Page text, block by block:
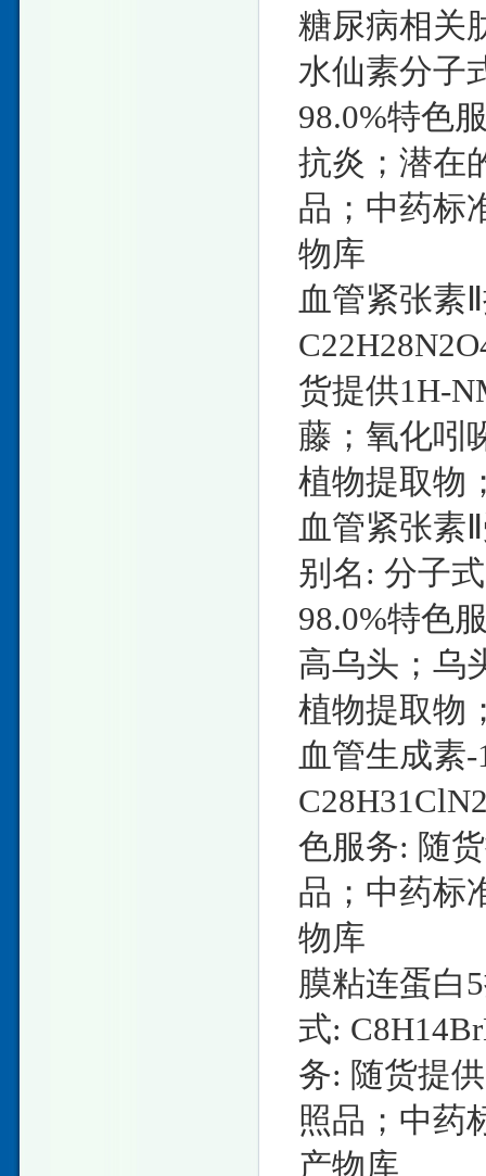
糖尿病相关
水仙素分子
98.0%特色
抗炎；潜在
品；中药标
物库
血管紧张素
货提供1H-
藤；氧化吲
植物提取物
血管紧张素
别名: 分子
98.0%特色
高乌头；乌
植物提取物
血管生成素
色服务: 随
品；中药标
物库
膜粘连蛋白
式:
务: 随货提
照品；中药
产物库